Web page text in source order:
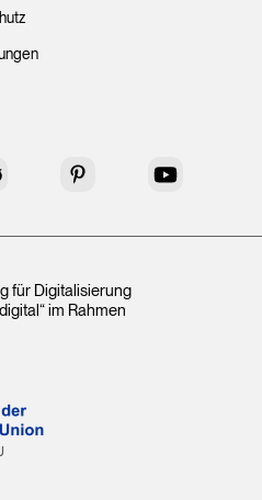
Pinterest YouTube
für Digitalisierung
im Rahmen